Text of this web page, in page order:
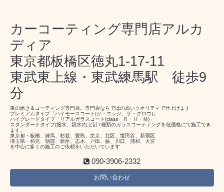
カーコーティング専門店アルカ
ディア
東京都板橋区徳丸1-17-11
東武東上線・東武練馬駅 徒歩9
分
車の磨き＆コーティング専門店。専門店ならではの高いクオリティで仕上げます
プレミアムタイプ「ハイモースコート(ジ・エッジ、ザ・グロウ)」
ハイグレードタイプ「リアルガラスコート(class Ｒ・Ｈ・Ｍ)」
スタンダードタイプ(撥水、親水)など計7種類のガラスコーティングを低価格にて施工でき
ます。
東京都・板橋、練馬、杉並、豊島、文京、北区、世田谷、新宿区
埼玉県・和光、朝霞、新座、志木、戸田、蕨、川口、浦和、大宮
を中心に多くの施工のご依頼をいただいています
090-3906-2332
お問い合わせ